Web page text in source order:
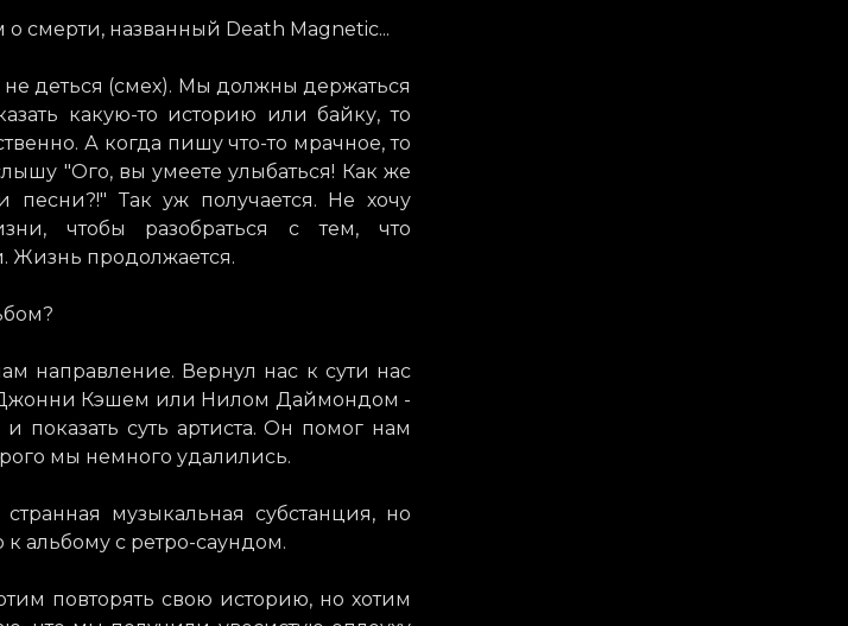
о смерти, названный Death Magnetic...
не деться (смех). Мы должны держаться
какую-то историю или байку, то
А когда пишу что-то мрачное, то
"Ого, вы умеете улыбаться! Как же
песни?!" Так уж получается. Не хочу
чтобы разобраться с тем, что
Жизнь продолжается.
направление. Вернул нас к сути нас
Кэшем или Нилом Даймондом -
показать суть артиста. Он помог нам
мы немного удалились.
музыкальная субстанция, но
альбому с ретро-саундом.
повторять свою историю, но хотим